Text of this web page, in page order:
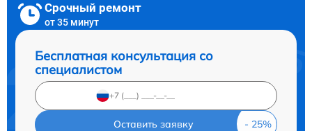
Срочный ремонт
от 35 минут
Бесплатная консультация со
специалистом
Оставить заявку